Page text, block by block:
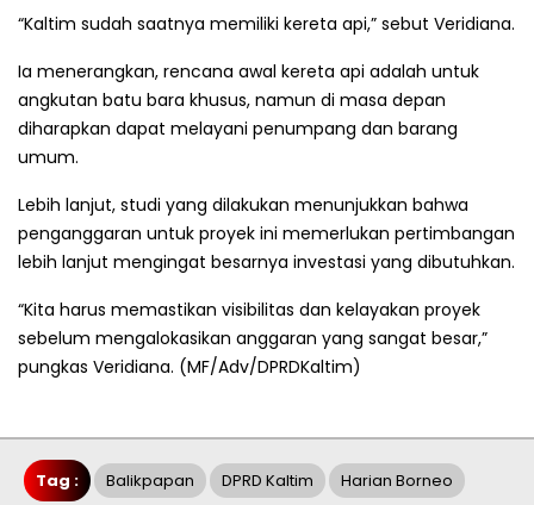
“Kaltim sudah saatnya memiliki kereta api,” sebut Veridiana.
Ia menerangkan, rencana awal kereta api adalah untuk
angkutan batu bara khusus, namun di masa depan
diharapkan dapat melayani penumpang dan barang
umum.
Lebih lanjut, studi yang dilakukan menunjukkan bahwa
penganggaran untuk proyek ini memerlukan pertimbangan
lebih lanjut mengingat besarnya investasi yang dibutuhkan.
“Kita harus memastikan visibilitas dan kelayakan proyek
sebelum mengalokasikan anggaran yang sangat besar,”
pungkas Veridiana. (MF/Adv/DPRDKaltim)
Tag : Balikpapan DPRD Kaltim Harian Borneo